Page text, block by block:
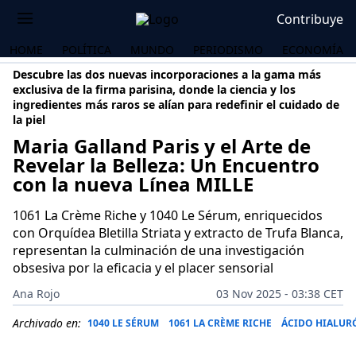
Contribuye
HOME POLÍTICA MUNDO PERIODISMO
ECONOMÍA
Descubre las dos nuevas incorporaciones a la gama más
exclusiva de la firma parisina, donde la ciencia y los
ingredientes más raros se alían para redefinir el cuidado de
la piel
Maria Galland Paris y el Arte de
Revelar la Belleza: Un Encuentro
con la nueva Línea MILLE
1061 La Crème Riche y 1040 Le Sérum, enriquecidos
con Orquídea Bletilla Striata y extracto de Trufa Blanca,
representan la culminación de una investigación
obsesiva por la eficacia y el placer sensorial
Ana Rojo
03 Nov 2025 - 03:38 CET
Archivado en: 1040 LE SÉRUM 1061 LA CRÈME RICHE ÁCIDO